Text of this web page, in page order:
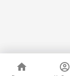
© 2026 ООО